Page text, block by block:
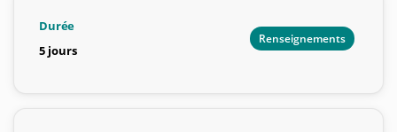
Durée
5 jours
Renseignements